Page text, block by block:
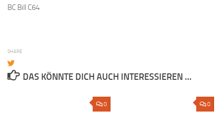
BC Bill C64
SHARE
DAS KÖNNTE DICH AUCH INTERESSIEREN …
0 0